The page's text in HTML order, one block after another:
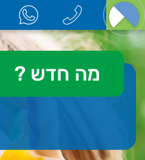
מה חדש ?